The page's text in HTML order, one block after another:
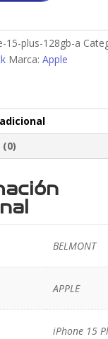
15-plus-128gb-a
Marca: Apple
BELMONT
APPLE
iPhone 15